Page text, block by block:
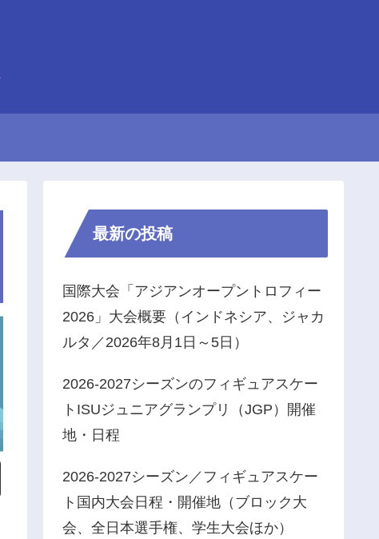
最新の投稿
国際大会「アジアンオープントロフィー
2026」大会概要（インドネシア、ジャカ
ルタ／2026年8月1日～5日）
2026-2027シーズンのフィギュアスケー
トISUジュニアグランプリ（JGP）開催
地・日程
2026-2027シーズン／フィギュアスケー
ト国内大会日程・開催地（ブロック大
会、全日本選手権、学生大会ほか）